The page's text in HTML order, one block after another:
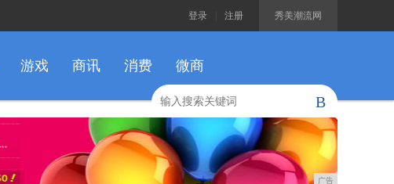
秀美潮流网
登录 注册
游戏 商讯 消费 微商
B
广告